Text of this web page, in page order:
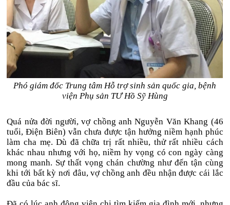
Phó giám đốc Trung tâm Hỗ trợ sinh sản quốc gia, bệnh
viện Phụ sản TƯ Hồ Sỹ Hùng
Quá nửa đời người, vợ chồng anh Nguyễn Văn Khang (46
tuổi, Điện Biên) vẫn chưa được tận hưởng niềm hạnh phúc
làm cha mẹ. Dù đã chữa trị rất nhiều, thử rất nhiều cách
khác nhau nhưng với họ, niềm hy vọng có con ngày càng
mong manh. Sự thất vọng chán chường như đến tận cùng
khi tới bất kỳ nơi đâu, vợ chồng anh đều nhận được cái lắc
đầu của bác sĩ.